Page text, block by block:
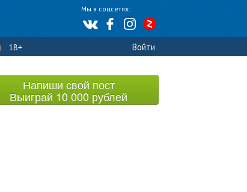
Мы в соцсетях:
18+ Войти
Напиши свой пост
Выиграй 10 000 рублей